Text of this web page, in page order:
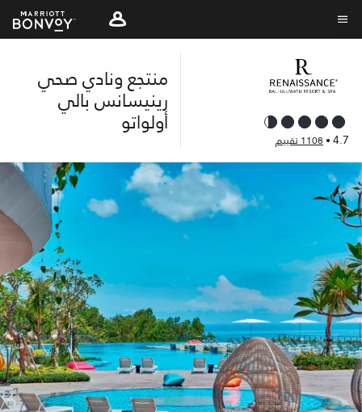
Skip
to
content
نص القائمة
4.7
•1108 تقييم
منتجع ونادي صحي
رينيسانس بالي
أولواتو